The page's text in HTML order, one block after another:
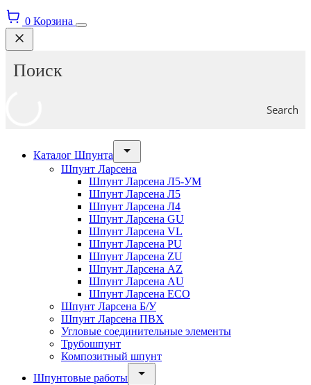
0 Корзина
Search
Каталог Шпунта
Шпунт Ларсена
Шпунт Ларсена Л5-УМ
Шпунт Ларсена Л5
Шпунт Ларсена Л4
Шпунт Ларсена GU
Шпунт Ларсена VL
Шпунт Ларсена PU
Шпунт Ларсена ZU
Шпунт Ларсена AZ
Шпунт Ларсена AU
Шпунт Ларсена ECO
Шпунт Ларсена Б/У
Шпунт Ларсена ПВХ
Угловые соединительные элементы
Трубошпунт
Композитный шпунт
Шпунтовые работы